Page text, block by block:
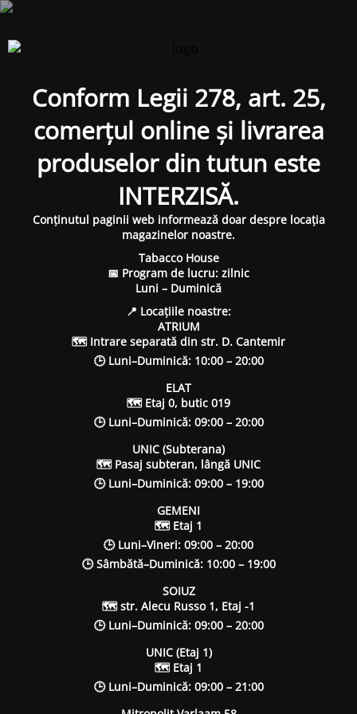
Conform Legii 278, art. 25,
comerțul online și livrarea
produselor din tutun este
INTERZISĂ.
Conținutul paginii web informează doar despre locația
magazinelor noastre.
Tabacco House
📅 Program de lucru: zilnic
Luni – Duminică
📍 Locațiile noastre:
ATRIUM
🗺 Intrare separată din str. D. Cantemir
🕒 Luni–Duminică: 10:00 – 20:00
ELAT
🗺 Etaj 0, butic 019
🕒 Luni–Duminică: 09:00 – 20:00
UNIC (Subterana)
🗺 Pasaj subteran, lângă UNIC
🕒 Luni–Duminică: 09:00 – 19:00
GEMENI
🗺 Etaj 1
🕒 Luni–Vineri: 09:00 – 20:00
🕒 Sâmbătă–Duminică: 10:00 – 19:00
SOIUZ
🗺 str. Alecu Russo 1, Etaj -1
🕒 Luni–Duminică: 09:00 – 20:00
UNIC (Etaj 1)
🗺 Etaj 1
🕒 Luni–Duminică: 09:00 – 21:00